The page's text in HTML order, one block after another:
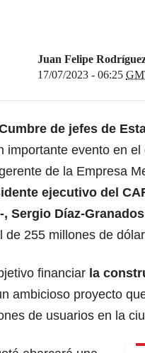
Juan Felipe
17/07/2023 - 06:25
de jefes de
importante evento en el
de la Empresa
ejecutivo del
Sergio Díaz-Granados
de 255 millones de
financiar la
ambicioso proyecto
de usuarios en la